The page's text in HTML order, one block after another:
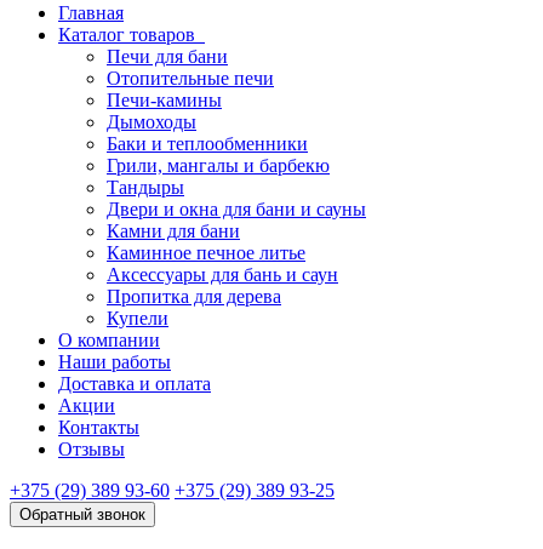
Главная
Каталог товаров
Печи для бани
Отопительные печи
Печи-камины
Дымоходы
Баки и теплообменники
Грили, мангалы и барбекю
Тандыры
Двери и окна для бани и сауны
Камни для бани
Каминное печное литье
Аксессуары для бань и саун
Пропитка для дерева
Купели
О компании
Наши работы
Доставка и оплата
Акции
Контакты
Отзывы
+375 (29) 389 93-60 +375 (29) 389 93-25
Обратный звонок